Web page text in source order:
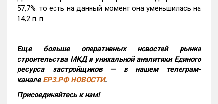
57,7%, то есть на данный момент она уменьшилась на
14,2 п. п.
Еще больше оперативных новостей рынка
строительства МКД и уникальной аналитики Единого
ресурса застройщиков — в нашем телеграм-
канале ЕРЗ.РФ НОВОСТИ.
Присоединяйтесь к нам!